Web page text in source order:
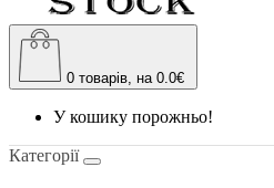
0 товарів, на 0.0€
У кошику порожньо!
Категорії